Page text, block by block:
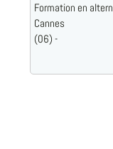
Formation en
Cannes
(06) -